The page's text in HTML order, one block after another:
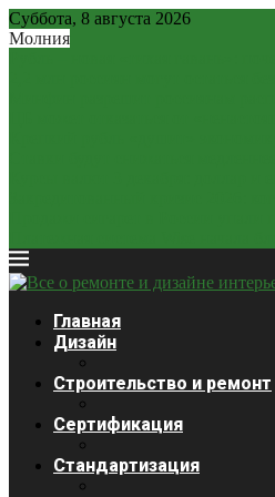
Суббота, 8 августа 2026
Молния
Главная
Дизайн
Строительство и ремонт
Сертификация
Стандартизация